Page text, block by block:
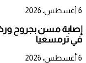
6 أغسطس، 2026
إصابة مسن بجروح
في ترمسعيا
6 أغسطس، 2026